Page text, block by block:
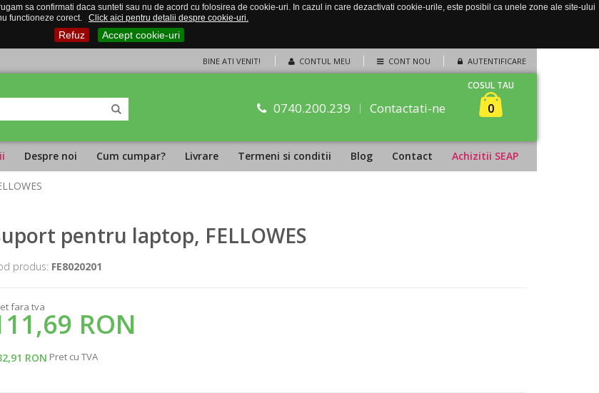
sa confirmati daca sunteti sau nu de acord cu folosirea de cookie-uri. In cazul in care dezactivati cookie-urile, este posibil ca unele zone ale site-ului
functioneze corect.
Click aici pentru detalii despre cookie-uri.
Refuz Accept cookie-uri
CONTUL MEU CONT NOU AUTENTIFICARE
BINE ATI VENIT!
0740.200.239 Contactati-ne
COSUL TAU
0
Despre noi Cum cumpar? Livrare Termeni si conditii Blog Contact Achizitii SEAP
pentru laptop, FELLOWES
produs: FE8020201
fara tva RON
RON Pret cu TVA